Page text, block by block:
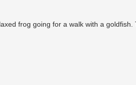
frog going for a walk with a